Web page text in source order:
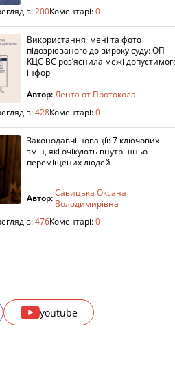
200Коментарі:0
Використання імені та фото
підозрюваного до вироку суду: ОП
КЦС ВС роз’яснила межі
інфор
Автор:Лента от Протокола
428Коментарі:0
Законодавчі новації: 7 ключових
змін, які очікують внутрішньо
переміщених людей
Автор:Савицька Оксана
Володимирівна
476Коментарі:0
youtube